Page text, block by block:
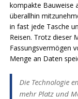
kompakte Bauweise
überallhin
in fast jede Tasche
Reisen. Trotz dieser
Fassungsvermögen
Menge an Daten
Die Technologie
mehr Platz und